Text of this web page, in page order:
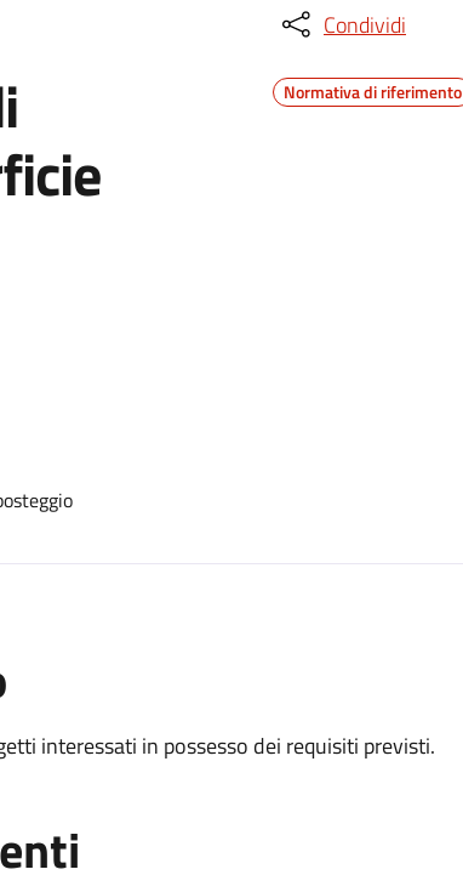
Condividi
Normativa di riferimento
interessati in possesso dei requisiti previsti.